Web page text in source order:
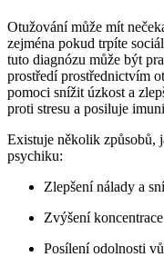
Otužování může mít
zejména pokud trpíte
tuto diagnózu může být
prostředí prostřednictvím
pomoci snížit úzkost a
proti stresu a posiluje
Existuje několik způsobů,
psychiku:
Zlepšení nálady a
Zvýšení
Posílení odolnosti